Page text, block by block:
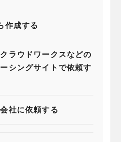
作成する
ラウドワークスなどの
シングサイトで依頼す
社に依頼する